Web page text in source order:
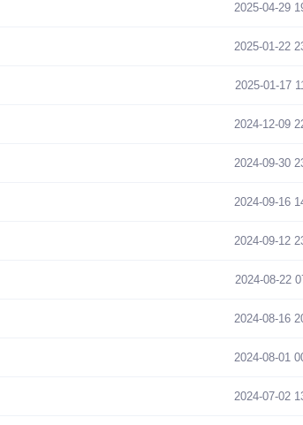
2025-04-29
2025-01-22
2025-01-17
2024-12-09
2024-09-30
2024-09-16
2024-09-12
2024-08-22
2024-08-16
2024-08-01
2024-07-02